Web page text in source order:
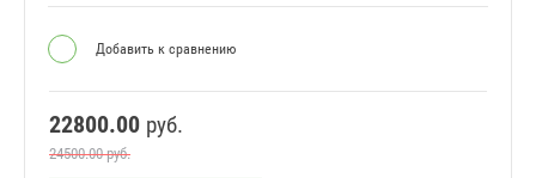
Добавить к сравнению
22800.00 руб.
24500.00руб.